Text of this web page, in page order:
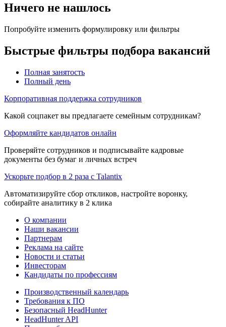
Ничего не нашлось
Попробуйте изменить формулировку или фильтры
Быстрые фильтры подбора вакансий
Полная занятость
Полный день
Корпоративная поддержка сотрудников
Какой соцпакет вы предлагаете семейным сотрудникам?
Оформляйте кандидатов онлайн
Проверяйте сотрудников и подписывайте кадровые
документы без бумаг и личных встреч
Ускорьте подбор в 2 раза с Talantix
Автоматизируйте сбор откликов, настройте воронку,
собирайте аналитику в 2 клика
О компании
Наши вакансии
Партнерам
Реклама на сайте
Новости и статьи
Инвесторам
Кандидаты по профессиям
Производственный календарь
Требования к ПО
Безопасный HeadHunter
HeadHunter API